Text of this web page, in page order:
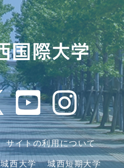
サイトの利用について
城西大学 城西短期大学